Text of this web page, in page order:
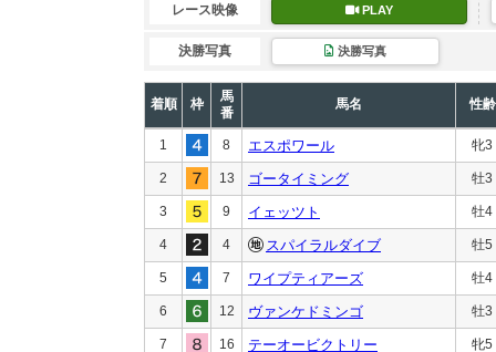
レース映像 PLAY
決勝写真 決勝写真
着順 枠
馬
番
馬名 性齢
1 8 エスポワール 牝3
2 13 ゴータイミング 牡3
3 9 イェッツト 牡4
4 4 スパイラルダイブ 牡5
5 7 ワイプティアーズ 牡4
6 12 ヴァンケドミンゴ 牡3
7 16 テーオービクトリー 牝5